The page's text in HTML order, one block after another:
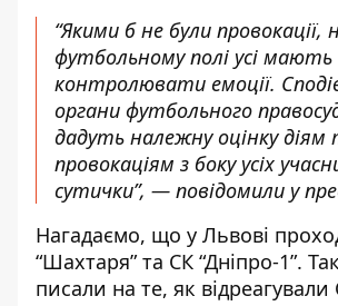
“Якими б не були провокації,
футбольному полі усі мають
контролювати емоції.
органи футбольного
дадуть належну оцінку діям
провокаціям з боку усіх
сутички”, — повідомили у
Нагадаємо, що у Львові
“Шахтаря” та СК “Дніпро-1”.
писали на те, як відреагували